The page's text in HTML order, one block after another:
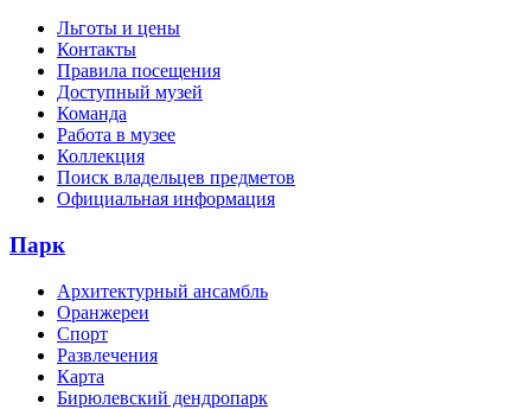
Льготы и цены
Контакты
Правила посещения
Доступный музей
Команда
Работа в музее
Коллекция
Поиск владельцев предметов
Официальная информация
Парк
Архитектурный ансамбль
Оранжереи
Спорт
Развлечения
Карта
Бирюлевский дендропарк